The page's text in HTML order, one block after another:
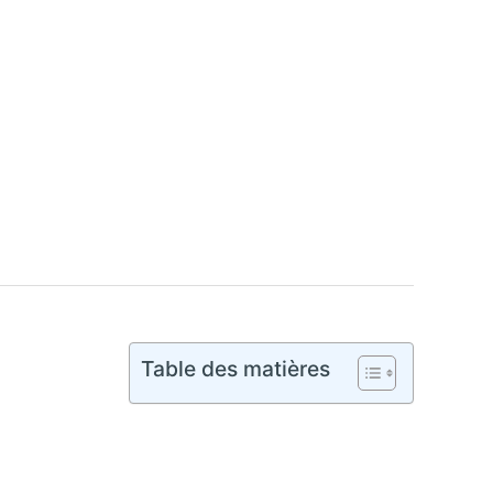
Table des matières